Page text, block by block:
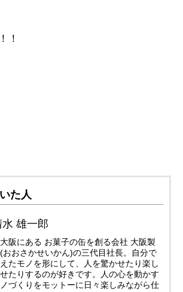
！
た人
水 雄一郎
阪にある お菓子の缶を創る会社 大阪製
おおさかせいかん)の三代目社長。自分で
たモノを形にして、人を驚かせたり楽し
たりするのが好きです。人の心を動かす
づくりをモットーに日々楽しみながら仕